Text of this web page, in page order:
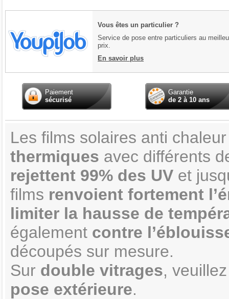
Vous êtes un particulier ?
Service de pose entre particuliers au
prix.
En savoir plus
Paiement
sécurisé
Garantie
de 2 à 10 ans
Les films solaires anti
thermiques avec différents
rejettent 99% des UV et
films renvoient fortement
limiter la hausse de
également contre
découpés sur mesure.
Sur double vitrages,
pose extérieure.